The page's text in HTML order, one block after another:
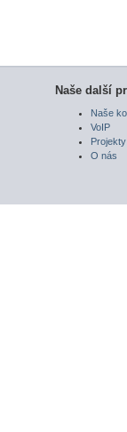
Naše další
Naše
VoIP
Projekty
O nás